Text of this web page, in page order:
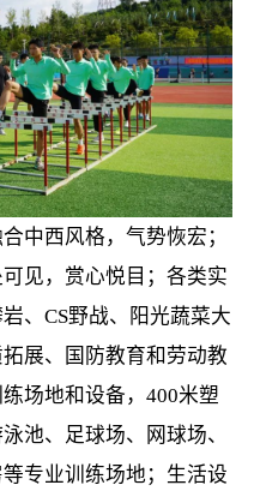
中西风格，气势恢宏；
见，赏心悦目；各类实
、CS野战、阳光蔬菜大
展、国防教育和劳动教
场地和设备，400米塑
池、足球场、网球场、
专业训练场地；生活设